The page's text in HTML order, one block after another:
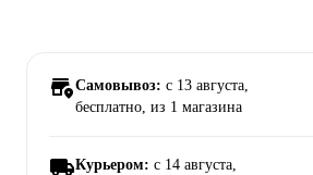
Самовывоз: c 13 августа,
бесплатно, из 1 магазина
Курьером: c 14 августа,